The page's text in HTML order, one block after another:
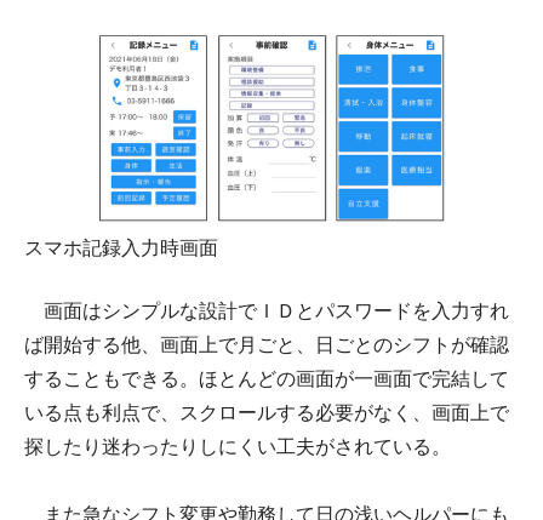
スマホ記録入力時画面
画面はシンプルな設計でＩＤとパスワードを入力すれ
ば開始する他、画面上で月ごと、日ごとのシフトが確認
することもできる。ほとんどの画面が一画面で完結して
いる点も利点で、スクロールする必要がなく、画面上で
探したり迷わったりしにくい工夫がされている。
また急なシフト変更や勤務して日の浅いヘルパーにも